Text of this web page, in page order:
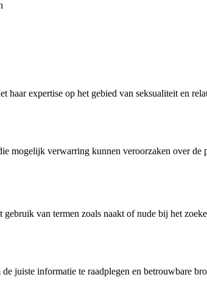
haar expertise op het gebied van seksualiteit en
mogelijk verwarring kunnen veroorzaken over
van termen zoals naakt of nude bij het
juiste informatie te raadplegen en betrouwbare